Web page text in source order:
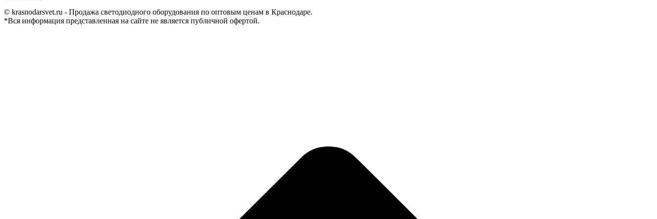
Страница
Facebook
Страница
Twitter
Страница
Instagram
Страница
Вконтакте
© krasnodarsvet.ru - Продажа светодиодного оборудования по оптовым ценам в Краснодаре.
*Вся информация представленная на сайте не является публичной офертой.